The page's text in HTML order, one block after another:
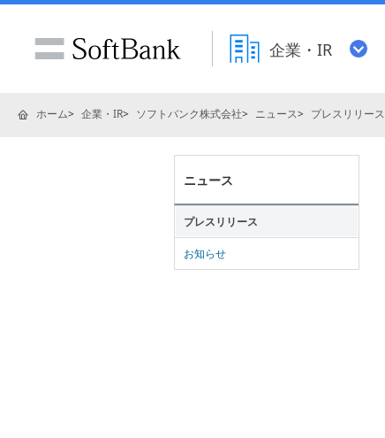
企業・IR
ホーム 企業・IR ソフトバンク株式会社 ニュース プレスリリース
ニュース
プレスリリース
お知らせ